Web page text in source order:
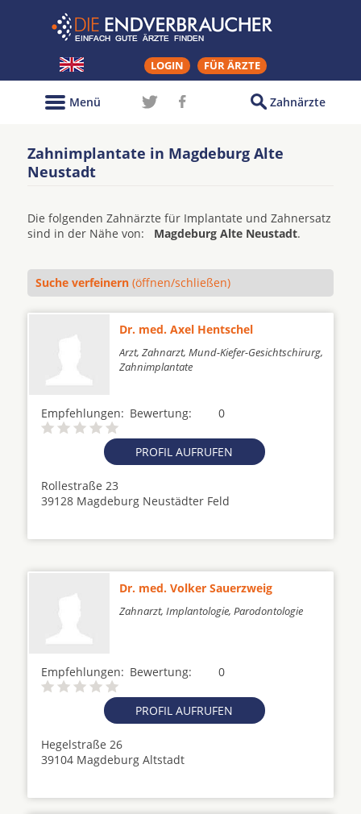
LOGIN FÜR ÄRZTE
Zahnärzte
Menü
Zahnimplantate in Magdeburg Alte
Neustadt
Die folgenden Zahnärzte für Implantate und Zahnersatz
sind in der Nähe von: Magdeburg Alte Neustadt.
Suche verfeinern (öffnen/schließen)
Dr. med. Axel Hentschel
Arzt, Zahnarzt, Mund-Kiefer-Gesichtschirurg,
Zahnimplantate
Empfehlungen: 0
Bewertung:
PROFIL AUFRUFEN
Rollestraße 23
39128 Magdeburg Neustädter Feld
Dr. med. Volker Sauerzweig
Zahnarzt, Implantologie, Parodontologie
Empfehlungen: 0
Bewertung:
PROFIL AUFRUFEN
Hegelstraße 26
39104 Magdeburg Altstadt